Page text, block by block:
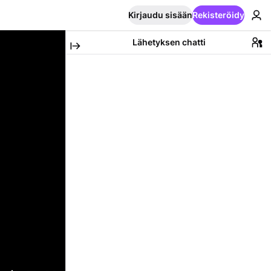
Kirjaudu sisäänRekisteröidy
Lähetyksen chatti